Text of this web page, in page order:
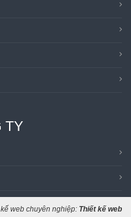
TY
web chuyên nghiệp: Thiết kế web